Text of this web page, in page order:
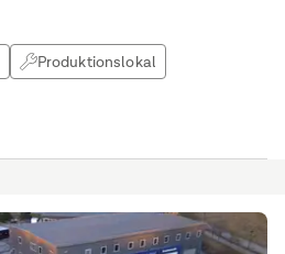
Produktionslokal